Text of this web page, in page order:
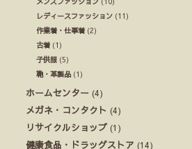
レディースファッション (11)
作業着・仕事着 (2)
古着 (1)
子供服 (5)
鞄・革製品 (1)
ホームセンター (4)
メガネ・コンタクト (4)
リサイクルショップ (1)
健康食品・ドラッグストア (14)